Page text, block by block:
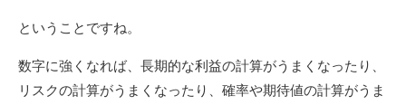
ということですね。
数字に強くなれば、長期的な利益の計算がうまくなったり、
リスクの計算がうまくなったり、確率や期待値の計算がうま